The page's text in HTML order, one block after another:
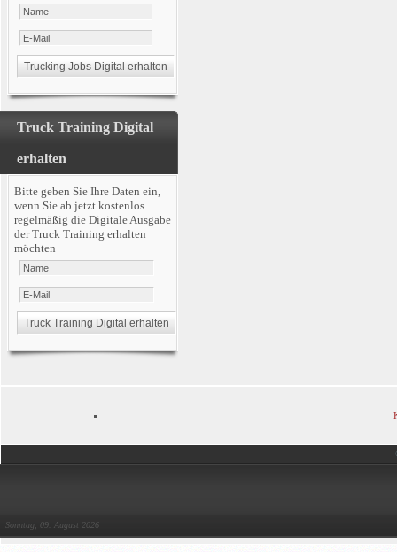
Truck Training Digital
erhalten
Bitte geben Sie Ihre Daten ein,
wenn Sie ab jetzt kostenlos
regelmäßig die Digitale Ausgabe
der Truck Training erhalten
möchten
Sonntag, 09. August 2026